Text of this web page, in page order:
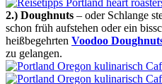
2.) Doughnuts – oder Schlange
schon früh aufstehen oder ein
heißbegehrten Voodoo
zu gelangen.